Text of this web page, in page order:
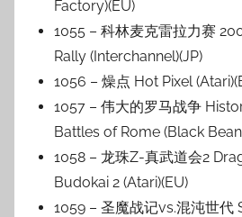
Factory)(EU)
1055 – 科林麦克雷拉力赛
Rally (Interchannel)(JP)
1056 – 燥点 Hot Pixel
1057 – 伟大的罗马战争
Battles of Rome (Black
1058 – 龙珠Z-真武道会2
Budokai 2 (Atari)(EU)
1059 – 圣魔战记vs.混沌世代